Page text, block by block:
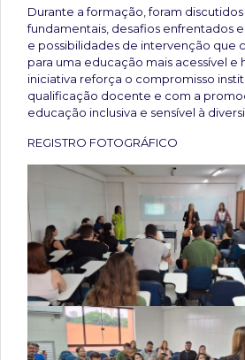
Durante a formação, foram
fundamentais, desafios enfrentados
e possibilidades de intervenção que
para uma educação mais acessível e
iniciativa reforça o compromisso
qualificação docente e com a
educação inclusiva e sensível à
REGISTRO FOTOGRÁFICO